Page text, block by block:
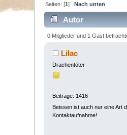
Seiten: [1]Nach unten
Autor
0 Mitglieder und 1 Gast
Lilac
Drachentöter
Beiträge: 1416
Beissen ist auch nur eine Art
Kontaktaufnahme!